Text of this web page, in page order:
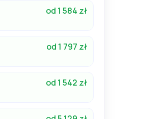
od 1 584 zł
od 1 797 zł
od 1 542 zł